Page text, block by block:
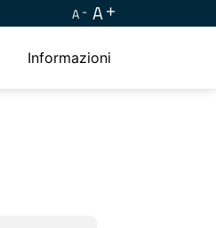
A A
Informazioni